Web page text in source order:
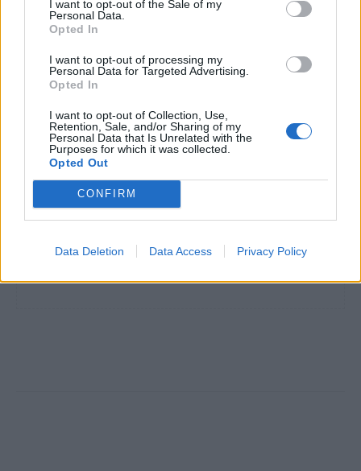
I want to opt-out of the Sale of my
Personal Data.
Opted In
I want to opt-out of processing my
Personal Data for Targeted Advertising.
Opted In
I want to opt-out of Collection, Use,
Retention, Sale, and/or Sharing of my
Personal Data that Is Unrelated with the
Purposes for which it was collected.
Opted Out
CONFIRM
Data Deletion Data Access Privacy Policy
αλλά ποιοτικού ύπνου
γονίδια και μακροζωία νέα μελέτη